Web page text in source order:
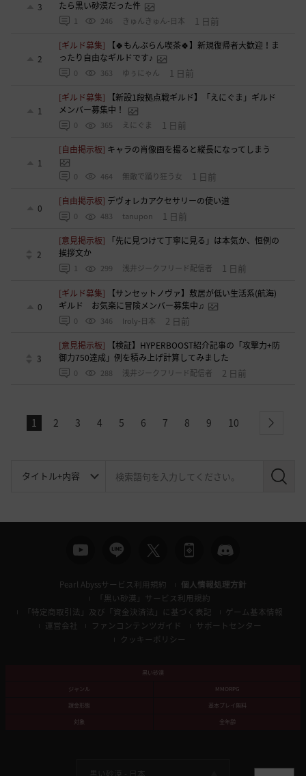
3
たら黒い砂漠だった件
1 246 きゅんきゅん-日本 1 日前
2
[ギルド募集]
【🍀もんぶらん喫茶🍀】新規復帰者大歓迎！ま
ったり自由なギルドです♪
0 363 ゆぅにゃん 1 日前
1
[ギルド募集]
【新設1段拠点戦ギルド】「えにぐま」ギルド
メンバー募集中！
0 365 えにぐま 1 日前
1
[自由掲示板] キャラの肖像画を撮ると縦長になってしまう
0 464 無敵で踊り狂う女 1 日前
0
[自由掲示板] デヴォレカアクセサリーの使い道
0 483 tanupon 1 日前
2
[意見掲示板]
「先に見つけて丁寧に見る」は本気か、恒例の
挨拶文か
1 299 浅井ジークフリード配信者 1 日前
0
[ギルド募集]
【サンセットノヴァ】敷居が低い生活系(航海)
ギルド お気楽に冒険メンバー募集中♫
0 346 Iroly-日本 2 日前
3
[意見掲示板]
【検証】HYPERBOOST紹介記事の「攻撃力+防
御力750達成」例を積み上げ計算してみました
0 288 浅井ジークフリード配信者 2 日前
1 2 3 4 5 6 7 8 9 10 next
検
Pearl Abyssサービス利用規約
個人情報処理方針
「黒い砂漠」サービス利用規約
「特定商取引法」及び「資金決済法」に基づく表記
ゲーム基本情報
運営会社
ファンコンテンツガイド
サポートセンター
クッキーポリシー
黒い砂漠
ジャンル
MMORPG
課金形態
基本プレイ無料
対象
全年齢
黒い砂漠 - 日本